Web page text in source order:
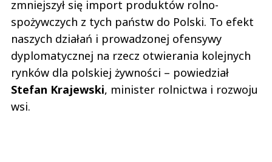
zmniejszył się import produktów rolno-
spożywczych z tych państw do Polski. To efekt
naszych działań i prowadzonej ofensywy
dyplomatycznej na rzecz otwierania kolejnych
rynków dla polskiej żywności – powiedział
Stefan Krajewski, minister rolnictwa i rozwoju
wsi.